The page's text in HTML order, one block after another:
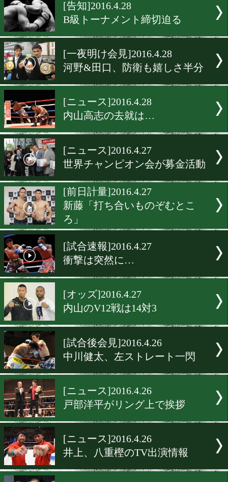
[試合後談話]2016.4.28
[試合後会見]2016.4.28
は?
B級トーナメント締切迫る
[一夜明け会見]2016.4.28
河野&田口、防衛も嬉しさ
[ニュース]2016.4.28
内山高志の去就は…
[ニュース]2016.4.27
ろ」
[試合速報]2016.4.27
衝撃は突然に…